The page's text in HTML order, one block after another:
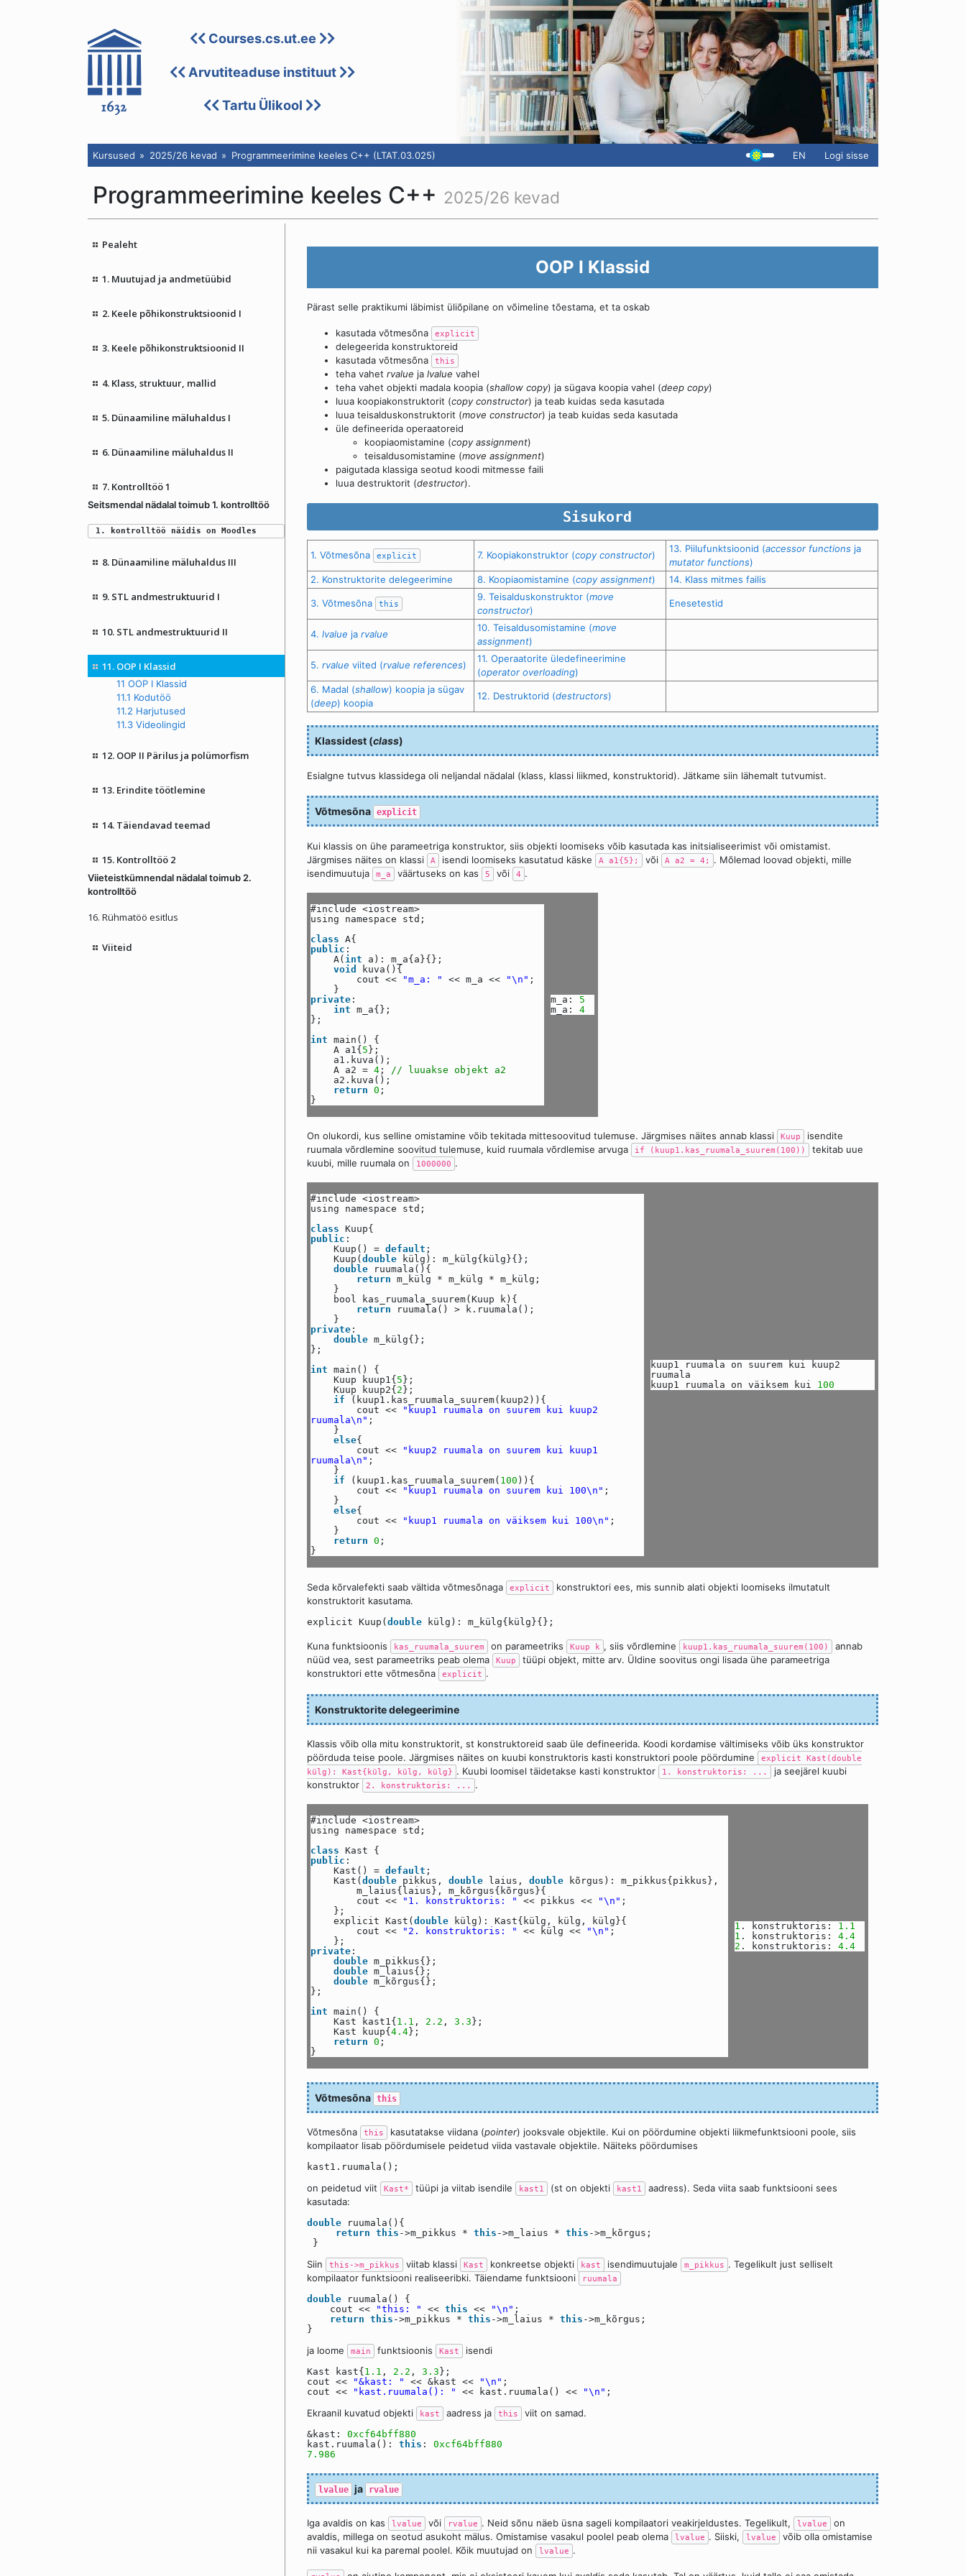
Courses.cs.ut.ee
Arvutiteaduse instituut
Tartu Ülikool
Kursused 2025/26 kevad Programmeerimine keeles C++ (LTAT.03.025) EN Logi sisse
Programmeerimine keeles C++ 2025/26 kevad
Pealeht
1. Muutujad ja andmetüübid
2. Keele põhikonstruktsioonid I
3. Keele põhikonstruktsioonid II
4. Klass, struktuur, mallid
5. Dünaamiline mäluhaldus I
6. Dünaamiline mäluhaldus II
7. Kontrolltöö 1
Seitsmendal nädalal toimub 1. kontrolltöö
1. kontrolltöö näidis on Moodles
8. Dünaamiline mäluhaldus III
9. STL andmestruktuurid I
10. STL andmestruktuurid II
11. OOP I Klassid
11 OOP I Klassid
11.1 Kodutöö
11.2 Harjutused
11.3 Videolingid
12. OOP II Pärilus ja polümorfism
13. Erindite töötlemine
14. Täiendavad teemad
15. Kontrolltöö 2
Viieteistkümnendal nädalal toimub 2.
kontrolltöö
16. Rühmatöö esitlus
Viiteid
OOP I Klassid
Pärast selle praktikumi läbimist üliõpilane on võimeline tõestama, et ta oskab
kasutada võtmesõna explicit
delegeerida konstruktoreid
kasutada võtmesõna
this
teha vahet rvalue ja lvalue vahel
teha vahet objekti madala koopia (shallow copy) ja sügava koopia vahel (deep copy)
luua koopiakonstruktorit (copy constructor) ja teab kuidas seda kasutada
luua teisalduskonstruktorit (move constructor) ja teab kuidas seda kasutada
üle defineerida operaatoreid
koopiaomistamine (copy assignment)
teisaldusomistamine (move assignment)
paigutada klassiga seotud koodi mitmesse faili
luua destruktorit (destructor).
1. Võtmesõna explicit 7. Koopiakonstruktor (copy constructor)
13. Piilufunktsioonid (accessor functions ja
mutator functions)
2. Konstruktorite delegeerimine
8. Koopiaomistamine (copy assignment) 14. Klass mitmes failis
3. Võtmesõna this
9. Teisalduskonstruktor (move
constructor)
Enesetestid
4. lvalue ja rvalue
10. Teisaldusomistamine (move
assignment)
5. rvalue viited (rvalue references)
11. Operaatorite üledefineerimine
(operator overloading)
6. Madal (shallow) koopia ja sügav
(deep) koopia
12. Destruktorid (destructors)
Klassidest (class)
Esialgne tutvus klassidega oli neljandal nädalal (klass, klassi liikmed, konstruktorid). Jätkame siin lähemalt tutvumist.
Võtmesõna explicit
Kui klassis on ühe parameetriga konstruktor, siis objekti loomiseks võib kasutada kas initsialiseerimist või omistamist.
Järgmises näites on klassi
A isendi loomiseks kasutatud käske A a1{5}; või A a2 = 4;
. Mõlemad loovad objekti, mille
isendimuutuja
m_a väärtuseks on kas 5 või 4 .
#include <iostream>
using namespace std;
class A{
public :
A( int
a): m_a{a}{};
void
kuva(){
cout <<
"m_a: " << m_a << "\n" ;
}
private :
int m_a{};
};
int main() {
A a1{ 5 };
a1.kuva();
A a2 = 4 ;
// luuakse objekt a2
a2.kuva();
return 0 ;
}
m_a: 5
m_a: 4
On olukordi, kus selline omistamine võib tekitada mittesoovitud tulemuse. Järgmises näites annab klassi Kuup
isendite
ruumala võrdlemine soovitud tulemuse, kuid ruumala võrdlemise arvuga
if (kuup1.kas_ruumala_suurem(100))
tekitab uue
kuubi, mille ruumala on
1000000 .
#include <iostream>
using namespace std;
class Kuup{
public :
Kuup() = default ;
Kuup( double
külg): m_külg{külg}{};
double
ruumala(){
return m_külg * m_külg * m_külg;
}
bool kas_ruumala_suurem(Kuup k){
return
ruumala() > k.ruumala();
}
private :
double m_külg{};
};
int main() {
Kuup kuup1{ 5 };
Kuup kuup2{ 2 };
if
(kuup1.kas_ruumala_suurem(kuup2)){
cout <<
"kuup1 ruumala on suurem kui kuup2
ruumala\n" ;
}
else{
cout <<
"kuup2 ruumala on suurem kui kuup1
ruumala\n" ;
}
if
(kuup1.kas_ruumala_suurem( 100 )){
cout <<
"kuup1 ruumala on suurem kui 100\n" ;
}
else{
cout <<
"kuup1 ruumala on väiksem kui 100\n" ;
}
return 0 ;
}
kuup1 ruumala on suurem kui kuup2
ruumala
kuup1 ruumala on väiksem kui 100
Seda kõrvalefekti saab vältida võtmesõnaga explicit
konstruktori ees, mis sunnib alati objekti loomiseks ilmutatult
konstruktorit kasutama.
explicit Kuup(double külg): m_külg{külg}{};
Kuna funktsioonis kas_ruumala_suurem on parameetriks Kuup k , siis võrdlemine kuup1.kas_ruumala_suurem(100)
annab
nüüd vea, sest parameetriks peab olema
Kuup
tüüpi objekt, mitte arv. Üldine soovitus ongi lisada ühe parameetriga
konstruktori ette võtmesõna
explicit .
Konstruktorite delegeerimine
Klassis võib olla mitu konstruktorit, st konstruktoreid saab üle defineerida. Koodi kordamise vältimiseks võib üks konstruktor
pöörduda teise poole. Järgmises näites on kuubi konstruktoris kasti konstruktori poole pöördumine
explicit Kast(double
külg): Kast{külg, külg, külg} . Kuubi loomisel täidetakse kasti konstruktor 1. konstruktoris: ...
ja seejärel kuubi
konstruktor
2. konstruktoris: ... .
#include <iostream>
using namespace std;
class Kast {
public :
Kast() = default ;
Kast( double pikkus, double laius, double
kõrgus): m_pikkus{pikkus},
m_laius{laius}, m_kõrgus{kõrgus}{
cout <<
"1. konstruktoris: " << pikkus << "\n" ;
};
explicit Kast( double
külg): Kast{külg, külg, külg}{
cout <<
"2. konstruktoris: " << külg << "\n" ;
};
private :
double m_pikkus{};
double m_laius{};
double m_kõrgus{};
};
int main() {
Kast kast1{ 1.1 , 2.2 , 3.3 };
Kast kuup{ 4.4 };
return 0 ;
}
1 . konstruktoris: 1.1
1 . konstruktoris: 4.4
2 . konstruktoris: 4.4
Võtmesõna this
Võtmesõna this kasutatakse viidana (pointer) jooksvale objektile. Kui on pöördumine objekti liikmefunktsiooni poole, siis
kompilaator lisab pöördumisele peidetud viida vastavale objektile. Näiteks pöördumises
kast1.ruumala();
on peidetud viit Kast* tüüpi ja viitab isendile kast1 (st on objekti kast1
aadress). Seda viita saab funktsiooni sees
kasutada:
double
ruumala(){
return this ->m_pikkus * this ->m_laius * this ->m_kõrgus;
}
Siin this->m_pikkus viitab klassi Kast konkreetse objekti kast isendimuutujale m_pikkus . Tegelikult just selliselt
kompilaator funktsiooni realiseeribki. Täiendame funktsiooni
ruumala
double
ruumala() {
cout <<
"this: " << this << "\n" ;
return this ->m_pikkus * this ->m_laius * this ->m_kõrgus;
}
ja loome main funktsioonis Kast isendi
Kast kast{ 1.1 , 2.2 , 3.3 };
cout <<
"&kast: " << &kast << "\n" ;
cout <<
"kast.ruumala(): " << kast.ruumala() << "\n" ;
Ekraanil kuvatud objekti kast aadress ja this viit on samad.
&kast: 0xcf64bff880
kast.ruumala(): this : 0xcf64bff880
7.986
lvalue ja rvalue
Iga avaldis on kas lvalue või rvalue . Neid sõnu näeb üsna sageli kompilaatori veakirjeldustes. Tegelikult, lvalue
on
avaldis, millega on seotud asukoht mälus. Omistamise vasakul poolel peab olema
lvalue . Siiski, lvalue
võib olla omistamise
nii vasakul kui ka paremal poolel. Kõik muutujad on
lvalue .